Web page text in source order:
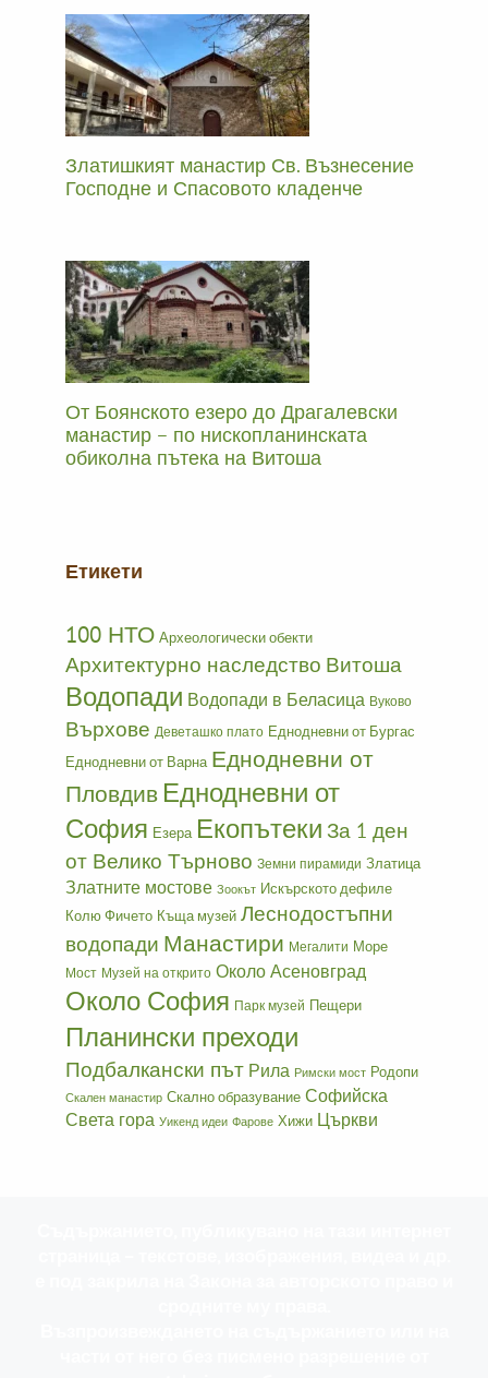
Златишкият манастир Св. Възнесение
Господне и Спасовото кладенче
От Боянското езеро до Драгалевски
манастир – по нископланинската
обиколна пътека на Витоша
Етикети
100 НТО Археологически обекти
Архитектурно наследство Витоша
Водопади Водопади в Беласица Вуково
Върхове Деветашко плато Еднодневни от Бургас
Еднодневни от Варна Еднодневни от
Пловдив Еднодневни от
София Езера Екопътеки За 1 ден
от Велико Търново Земни пирамиди Златица
Златните мостове Зоокът Искърското дефиле
Колю Фичето Къща музей Леснодостъпни
водопади Манастири Мегалити Море
Мост Музей на открито Около Асеновград
Около София Парк музей Пещери
Планински преходи
Подбалкански път Рила Римски мост Родопи
Скален манастир Скално образувание Софийска
Света гора Уикенд идеи Фарове Хижи Църкви